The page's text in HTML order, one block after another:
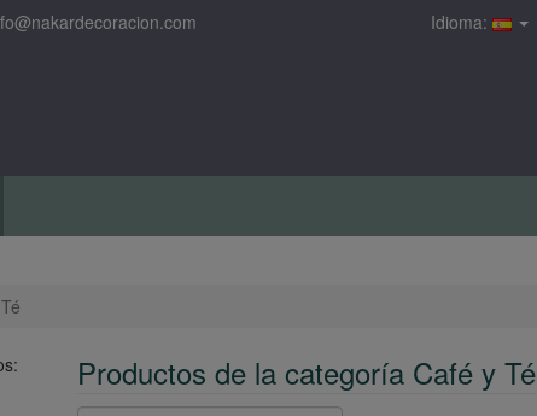
Idioma:
Productos de la categoría Café y Té